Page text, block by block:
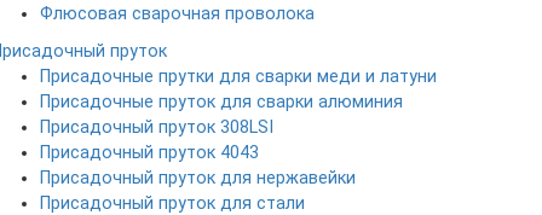
Флюсовая сварочная проволока
пруток
Присадочные прутки для сварки меди и латуни
Присадочные пруток для сварки алюминия
Присадочный пруток 308LSI
Присадочный пруток 4043
Присадочный пруток для нержавейки
Присадочный пруток для стали